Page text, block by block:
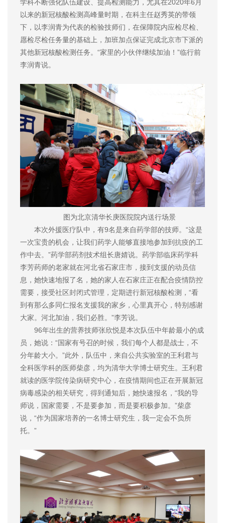
学科不断强化队伍建设、提高检测能力，尤其在2020年6月
以来的新冠核酸检测高峰量时期，在科主任赵秀英的带领
下，以李润青为代表的检验技师们，在保障院内应检尽检、
愿检尽检任务量的基础上，加班加点保证完成北京市下派的
其他新冠核酸检测任务。“家里的小伙伴继续加油！”临行前
李润青说。
图为北京清华长庚医院院内送行场景
本次外援医疗队中，有9名是来自药学部的技师。“这是
一次宝贵的机会，让我们药学人能够直接地参加到抗疫的工
作中去。”药学部药剂技术组长唐婧说。药学部临床药学科
李芳药师的老家就在河北省石家庄市，接到支援的动员信
息，她快速地报了名，她的家人在石家庄正在配合疫情防控
需要，接受社区封闭式管理，定期进行新冠核酸检测，“看
到有那么多同仁报名支援我的家乡，心里真开心，特别感谢
大家。河北加油，我们必胜。”李芳说。
96年出生的营养技师张欣悦是本次队伍中年龄最小的成
员，她说：“国家有号召的时候，我们每个人都是战士，不
分年龄大小。”此外，队伍中，来自公共实验室的王利君与
全科医学科的医师柴彦，均为清华大学博士研究生。王利君
就读的医学院传染病研究中心，在疫情期间也正在开展新冠
病毒感染的相关研究，得到通知后，她快速报名，“我的导
师说，国家需要，不是要参加，而是要积极参加。”柴彦
说，“作为国家培养的一名博士研究生，我一定会不负所
托。”